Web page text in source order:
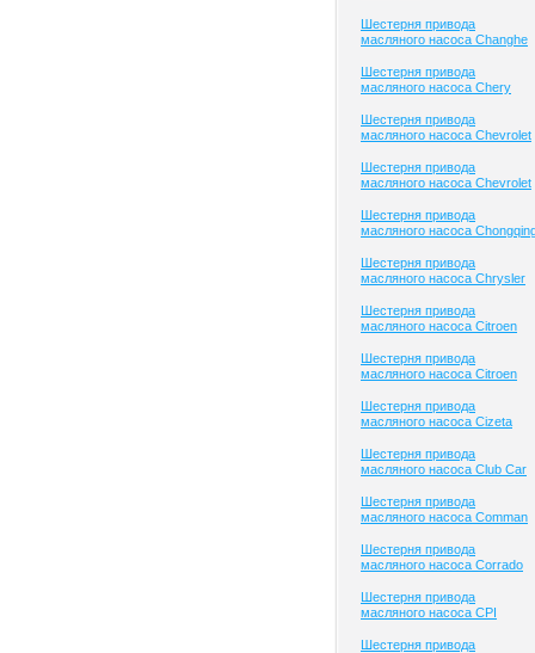
Шестерня привода
масляного насоса Changhe
Шестерня привода
масляного насоса Chery
Шестерня привода
масляного насоса Chevrolet
Шестерня привода
масляного насоса Chevrolet
Шестерня привода
масляного насоса
Шестерня привода
масляного насоса Chrysler
Шестерня привода
масляного насоса Citroen
Шестерня привода
масляного насоса Citroen
Шестерня привода
масляного насоса Cizeta
Шестерня привода
масляного насоса Club Сar
Шестерня привода
масляного насоса Comman
Шестерня привода
масляного насоса Corrado
Шестерня привода
масляного насоса CPI
Шестерня привода